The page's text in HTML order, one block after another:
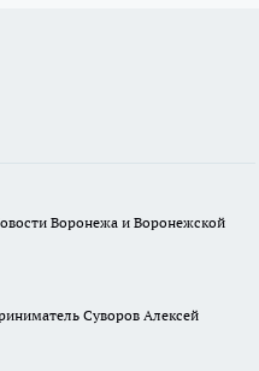
Воронежа и Воронежской
Суворов Алексей